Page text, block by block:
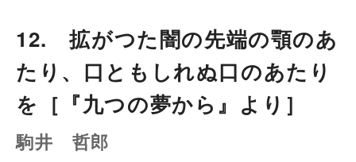
12. 拡がつた闇の先端の顎のあ
たり、口ともしれぬ口のあたり
を［『九つの夢から』より］
駒井 哲郎